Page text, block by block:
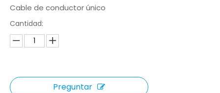
Cable de conductor único
Cantidad:
Preguntar